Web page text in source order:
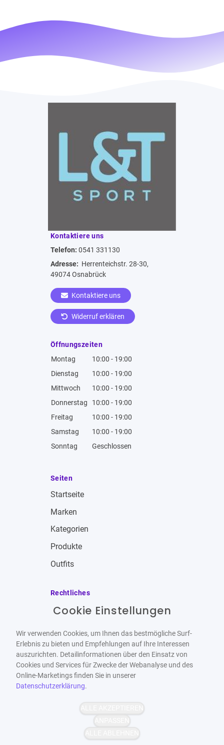
Kontaktiere uns
Telefon: 0541 331130
Adresse: Herrenteichstr. 28-30,
49074 Osnabrück
Kontaktiere uns
Widerruf erklären
Öffnungszeiten
Montag
10:00 - 19:00
Dienstag
10:00 - 19:00
Mittwoch
10:00 - 19:00
Donnerstag
10:00 - 19:00
Freitag
10:00 - 19:00
Samstag
10:00 - 19:00
Sonntag
Geschlossen
Seiten
Startseite
Marken
Kategorien
Produkte
Outfits
Rechtliches
Impressum
Datenschutzbestimmungen
Widerrufsbelehrung
Barrierefrei
WCAG-2.1-AA
Bereitgestellt von
Cookie Einstellungen
Wir verwenden Cookies, um Ihnen das bestmögliche Surf-
Erlebnis zu bieten und Empfehlungen auf Ihre Interessen
auszurichten. Detailinformationen über den Einsatz von
Cookies und Services für Zwecke der Webanalyse und des
Online-Marketings finden Sie in unserer
Datenschutzerklärung.
ALLE AKZEPTIEREN
ANPASSEN
ALLE ABLEHNEN